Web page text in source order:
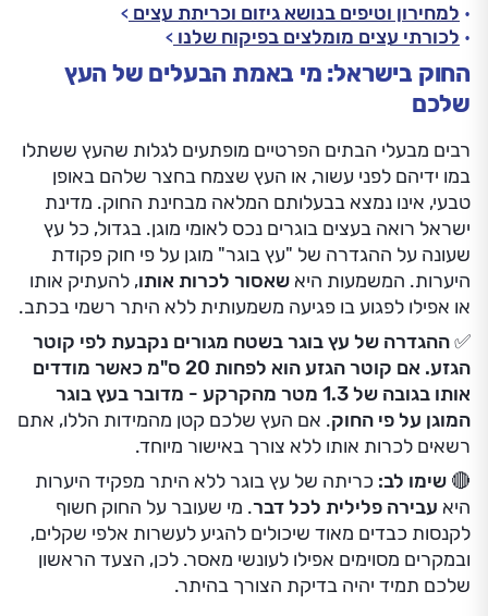
למחירון וטיפים בנושא גיזום וכריתת עצים
לכורתי עצים מומלצים בפיקוח שלנו
החוק בישראל: מי באמת הבעלים של העץ
שלכם
רבים מבעלי הבתים הפרטיים מופתעים לגלות שהעץ ששתלו
במו ידיהם לפני עשור, או העץ שצמח בחצר שלהם באופן
טבעי, אינו נמצא בבעלותם המלאה מבחינת החוק. מדינת
ישראל רואה בעצים בוגרים נכס לאומי מוגן. בגדול, כל עץ
שעונה על ההגדרה של "עץ בוגר" מוגן על פי חוק פקודת
היערות. המשמעות היא שאסור לכרות אותו, להעתיק אותו
או אפילו לפגוע בו פגיעה משמעותית ללא היתר רשמי בכתב.
✅ההגדרה של עץ בוגר בשטח מגורים נקבעת לפי קוטר
הגזע. אם קוטר הגזע הוא לפחות 20 ס"מ כאשר מודדים
אותו בגובה של 1.3 מטר מהקרקע - מדובר בעץ בוגר
המוגן על פי החוק. אם העץ שלכם קטן מהמידות הללו, אתם
רשאים לכרות אותו ללא צורך באישור מיוחד.
🔴 שימו לב: כריתה של עץ בוגר ללא היתר מפקיד היערות
היא עבירה פלילית לכל דבר. מי שעובר על החוק חשוף
לקנסות כבדים מאוד שיכולים להגיע לעשרות אלפי שקלים,
ובמקרים מסוימים אפילו לעונשי מאסר. לכן, הצעד הראשון
שלכם תמיד יהיה בדיקת הצורך בהיתר.